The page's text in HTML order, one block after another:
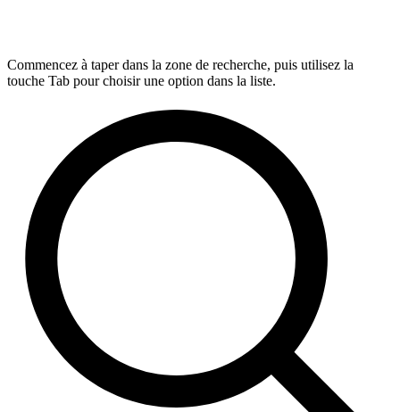
Commencez à taper dans la zone de recherche, puis utilisez la
touche Tab pour choisir une option dans la liste.